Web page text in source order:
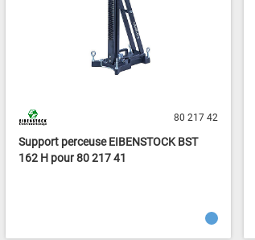
80 217 42
Support perceuse EIBENSTOCK BST
162 H pour 80 217 41